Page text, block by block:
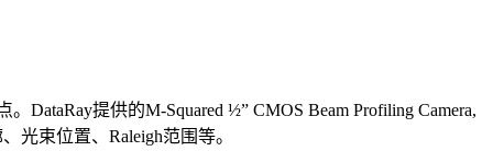
提供的M-Squared ½” CMOS Beam Profiling Camera,
光束位置、Raleigh范围等。